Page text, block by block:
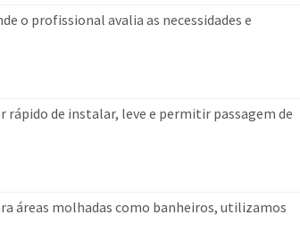
o profissional avalia as necessidades e
rápido de instalar, leve e permitir passagem de
áreas molhadas como banheiros, utilizamos